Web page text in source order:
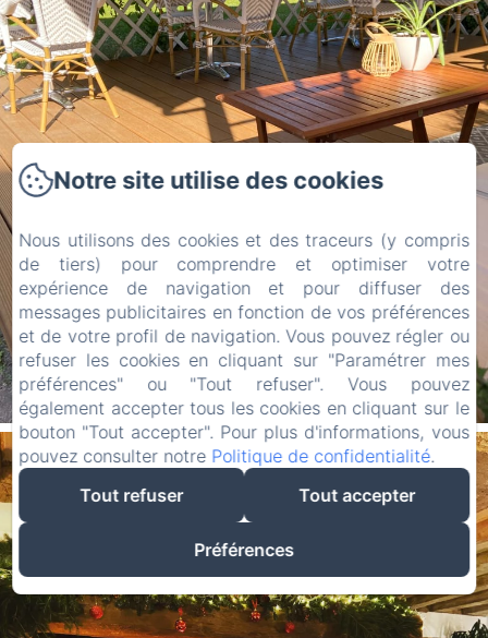
Notre site utilise des cookies
Nous utilisons des cookies et des traceurs (y compris
de tiers) pour comprendre et optimiser votre
expérience de navigation et pour diffuser des
messages publicitaires en fonction de vos préférences
et de votre profil de navigation. Vous pouvez régler ou
refuser les cookies en cliquant sur "Paramétrer mes
préférences" ou "Tout refuser". Vous pouvez
également accepter tous les cookies en cliquant sur le
bouton "Tout accepter". Pour plus d'informations, vous
pouvez consulter notre Politique de confidentialité.
Tout refuser
Tout accepter
Préférences